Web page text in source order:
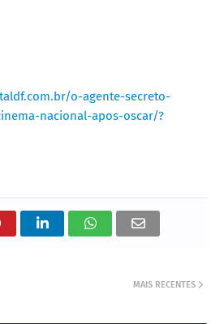
o-agente-secreto-
nacional-apos-oscar/?
MAIS RECENTES